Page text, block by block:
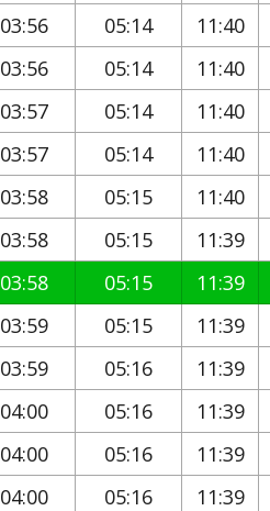
03:56 05:14 11:40
03:56 05:14 11:40
03:57 05:14 11:40
03:57 05:14 11:40
03:58 05:15 11:40
03:58 05:15 11:39
03:58 05:15 11:39
03:59 05:15 11:39
03:59 05:16 11:39
04:00 05:16 11:39
04:00 05:16 11:39
04:00 05:16 11:39